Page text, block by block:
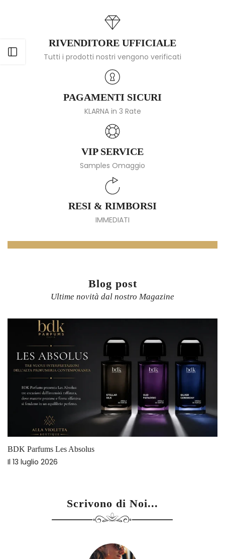
RIVENDITORE UFFICIALE
Tutti i prodotti nostri vengono verificati
PAGAMENTI SICURI
KLARNA in 3 Rate
VIP SERVICE
Samples Omaggio
RESI & RIMBORSI
IMMEDIATI
Blog post
Ultime novità dal nostro Magazine
BDK Parfums Les Absolus
Il 13 luglio 2026
Scrivono di Noi...